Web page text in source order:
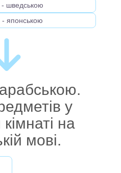
шведською
японською
у
на
мові.